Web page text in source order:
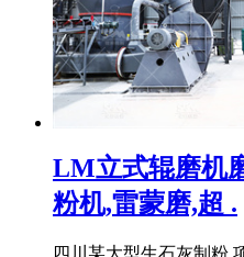
LM立式辊磨机
粉机,雷蒙磨,超 .
四川某大型生石灰制粉